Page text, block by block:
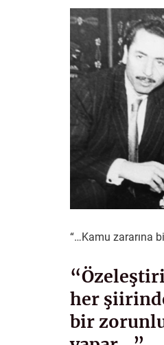
“…Kamu zararına
her
bir